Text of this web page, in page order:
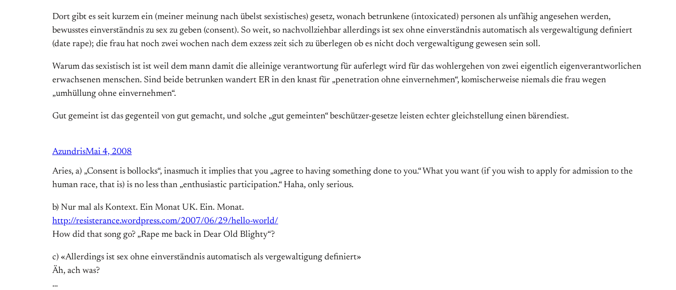
Dort gibt es seit kurzem ein (meiner meinung nach übelst sexistisches) gesetz, wonach betrunkene (intoxicated) personen als unfähig angesehen werden,
bewusstes einverständnis zu sex zu geben (consent). So weit, so nachvollziehbar allerdings ist sex ohne einverständnis automatisch als vergewaltigung definiert
(date rape); die frau hat noch zwei wochen nach dem exzess zeit sich zu überlegen ob es nicht doch vergewaltigung gewesen sein soll.
Warum das sexistisch ist ist weil dem mann damit die alleinige verantwortung für auferlegt wird für das wohlergehen von zwei eigentlich eigenverantworlichen
erwachsenen menschen. Sind beide betrunken wandert ER in den knast für „penetration ohne einvernehmen“, komischerweise niemals die frau wegen
„umhüllung ohne einvernehmen“.
Gut gemeint ist das gegenteil von gut gemacht, und solche „gut gemeinten“ beschützer-gesetze leisten echter gleichstellung einen bärendiest.
AzundrisMai 4, 2008
Aries, a) „Consent is bollocks“, inasmuch it implies that you „agree to having something done to you.“ What you want (if you wish to apply for admission to the
human race, that is) is no less than „enthusiastic participation.“ Haha, only serious.
b) Nur mal als Kontext. Ein Monat UK. Ein. Monat.
http://resisterance.wordpress.com/2007/06/29/hello-world/
How did that song go? „Rape me back in Dear Old Blighty“?
c) «Allerdings ist sex ohne einverständnis automatisch als vergewaltigung definiert»
Äh, ach was?
…